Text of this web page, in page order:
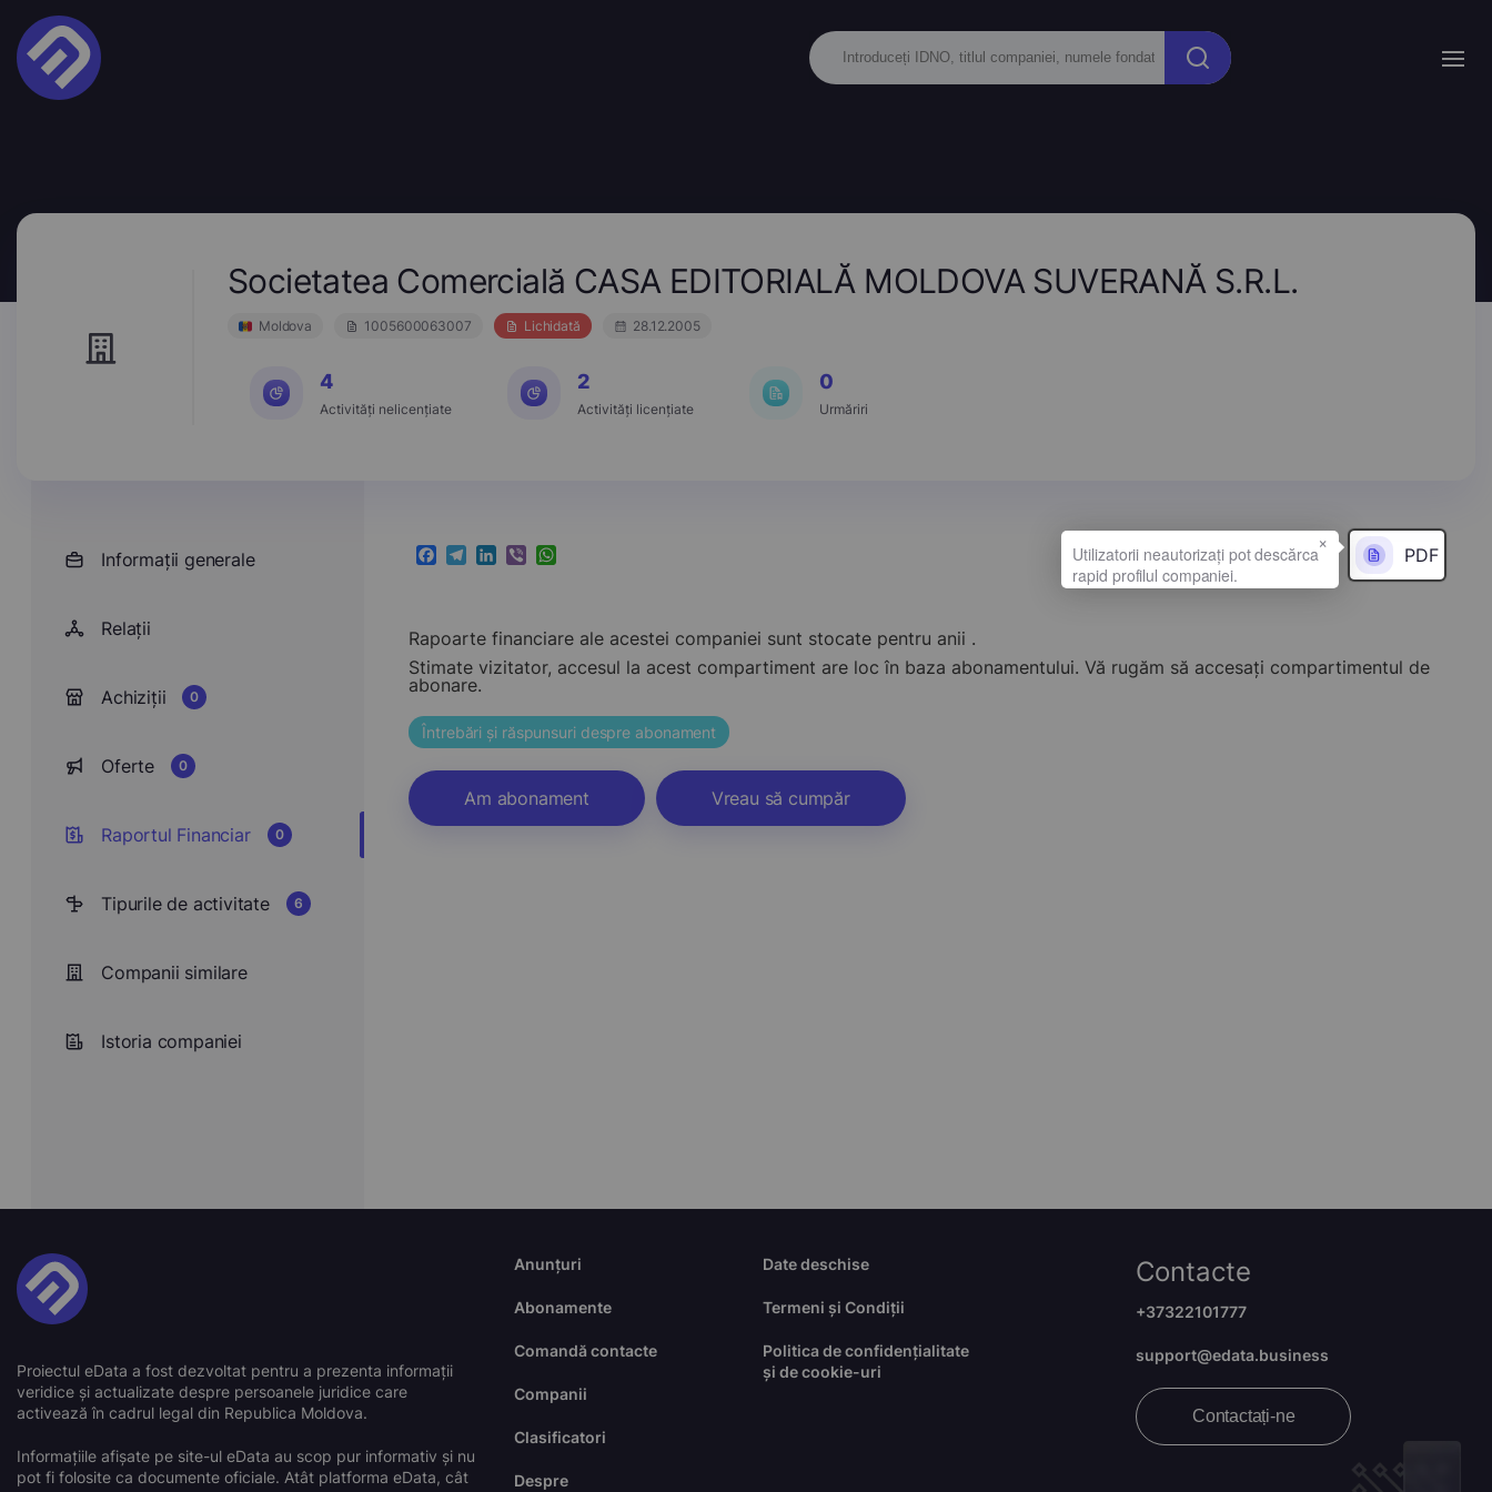
Societatea Comercială CASA EDITORIALĂ MOLDOVA SUVERANĂ S.R.L.
Moldova 1005600063007 Lichidată 28.12.2005
4
Activități nelicențiate
2
Activități licențiate
0
Urmăriri
Informații generale
Relații
Achiziții 0
Oferte 0
Raportul Financiar 0
Tipurile de activitate 6
Companii similare
Istoria companiei
Facebook
Telegram
LinkedIn
ViberWhatsApp PDF
Rapoarte financiare ale acestei companiei sunt stocate pentru anii .
Stimate vizitator, accesul la acest compartiment are loc în baza abonamentului. Vă rugăm să accesați compartimentul de
abonare.
Întrebări și răspunsuri despre abonament
Am abonament Vreau să cumpăr
Proiectul eData a fost dezvoltat pentru a prezenta informații
veridice și actualizate despre persoanele juridice care
activează în cadrul legal din Republica Moldova.
Informațiile afișate pe site-ul eData au scop pur informativ și nu
pot fi folosite ca documente oficiale. Atât platforma eData, cât
Anunțuri
Abonamente
Comandă contacte
Companii
Clasificatori
Despre
Date deschise
Termeni și Condiții
Politica de confidențialitate
și de cookie-uri
Contacte
+37322101777
support@edata.business
Contactați-ne
×